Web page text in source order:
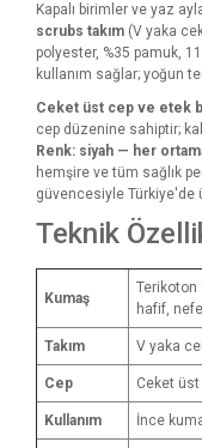
Kapalı birimler ve yaz
scrubs takım (V yaka
polyester, %35 pamuk,
kullanım sağlar; yoğun
Ceket üst cep ve etek
cep düzenine sahiptir;
Renk: siyah — her
hemşire ve tüm sağlık
güvencesiyle Türkiye'de
Teknik
Kumaş
Terikoton
hafif,
Takım V yaka
Cep Ceket
Kullanım İnce